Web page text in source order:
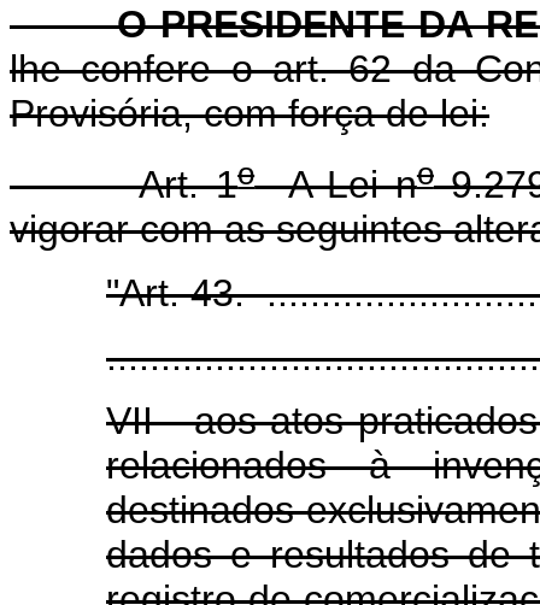
O PRESIDENTE DA
lhe confere o art. 62 da
Provisória, com força de lei:
Art. 1oA Lei no
vigorar com as seguintes
"Art. 43.
VII - aos atos
relacionados à
destinados
dados e resultados de